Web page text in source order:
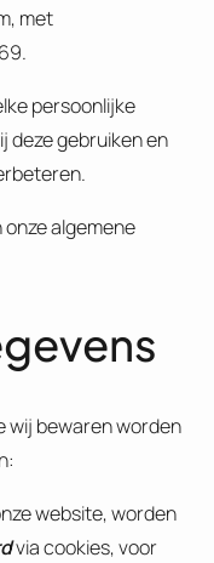
met
persoonlijke
deze gebruiken en
algemene
wij bewaren worden
website, worden
via cookies, voor